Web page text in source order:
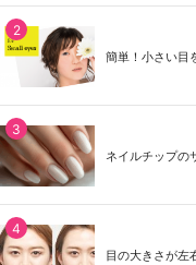
簡単！小さい目
ネイルチップの
目の大きさが左